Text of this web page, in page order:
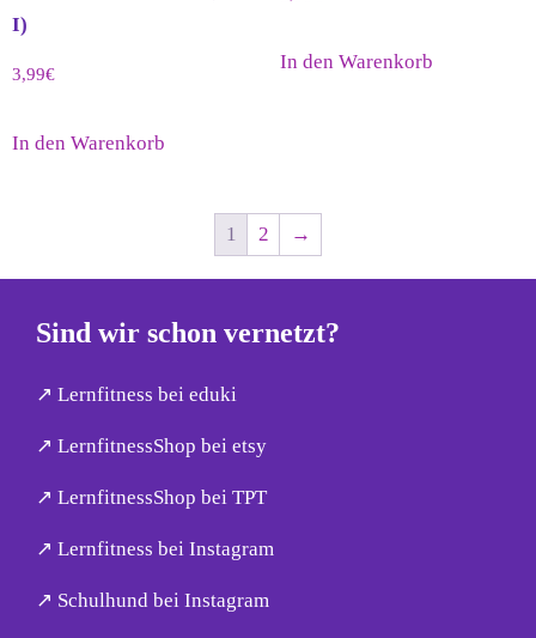
I)
3,99€
In den Warenkorb
In den Warenkorb
1 2 →
Sind wir schon vernetzt?
↗︎ Lernfitness bei eduki
↗︎ LernfitnessShop bei etsy
↗︎ LernfitnessShop bei TPT
↗︎ Lernfitness bei Instagram
↗︎ Schulhund bei Instagram